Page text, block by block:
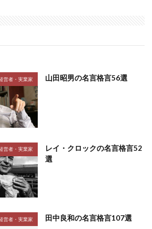
営者・実業家 山田昭男の名言格言56選
営者・実業家
レイ・クロックの名言格言52
選
営者・実業家 田中良和の名言格言107選